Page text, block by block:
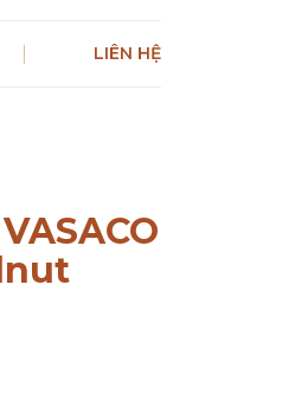
LIÊN HỆ